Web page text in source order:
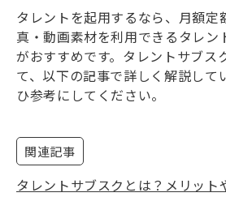
タレントを起用するなら、月額定
真・動画素材を利用できるタレン
がおすすめです。タレントサブス
て、以下の記事で詳しく解説して
ひ参考にしてください。
関連記事
タレントサブスクとは？メリット